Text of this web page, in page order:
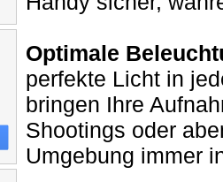
Optimale
perfekte Licht in
bringen Ihre
Shootings oder
Umgebung immer